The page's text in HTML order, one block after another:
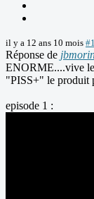
il y a 12 ans 10 mois
Réponse de
ENORME....vive
"PISS+" le produit
episode 1 :